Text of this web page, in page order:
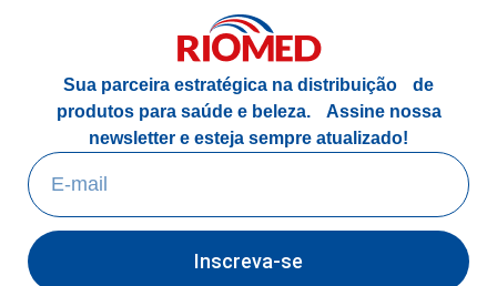
Sua parceira estratégica na distribuição de
produtos para saúde e beleza. Assine nossa
newsletter e esteja sempre atualizado!
Inscreva-se